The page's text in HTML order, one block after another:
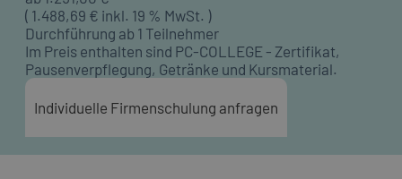
( 1.488,69 € inkl. 19 % MwSt. )
Durchführung ab 1 Teilnehmer
Im Preis enthalten sind PC-COLLEGE - Zertifikat,
Pausenverpflegung, Getränke und Kursmaterial.
Individuelle Firmenschulung anfragen